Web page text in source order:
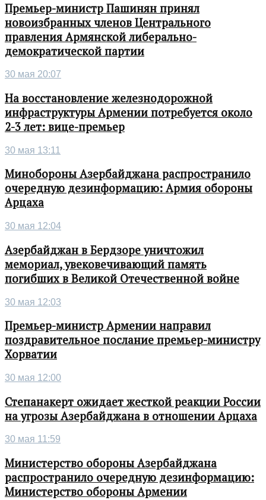
Премьер-министр Пашинян принял
новоизбранных членов Центрального
правления Армянской либерально-
демократической партии
30 мая 20:07
На восстановление железнодорожной
инфраструктуры Армении потребуется около
2-3 лет: вице-премьер
30 мая 13:11
Минобороны Азербайджана распространило
очередную дезинформацию: Армия обороны
Арцаха
30 мая 12:04
Азербайджан в Бердзоре уничтожил
мемориал, увековечивающий память
погибших в Великой Отечественной войне
30 мая 12:03
Премьер-министр Армении направил
поздравительное послание премьер-министру
Хорватии
30 мая 12:00
Степанакерт ожидает жесткой реакции России
на угрозы Азербайджана в отношении Арцаха
30 мая 11:59
Министерство обороны Азербайджана
распространило очередную дезинформацию:
Министерство обороны Армении